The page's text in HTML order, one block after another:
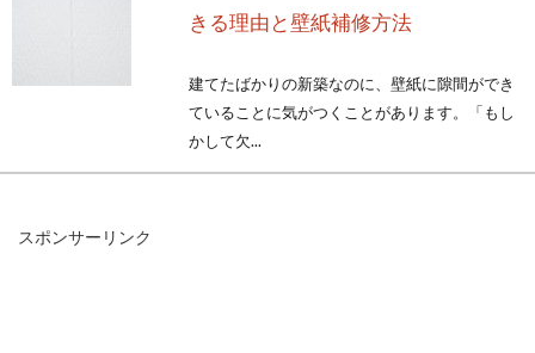
きる理由と壁紙補修方法
建てたばかりの新築なのに、壁紙に隙間ができ
ていることに気がつくことがあります。「もし
かして欠...
スポンサーリンク